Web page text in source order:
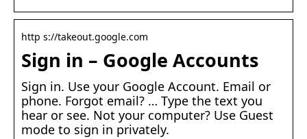
http s://takeout.google.com
Sign in – Google Accounts
Sign in. Use your Google Account. Email or
phone. Forgot email? … Type the text you
hear or see. Not your computer? Use Guest
mode to sign in privately.